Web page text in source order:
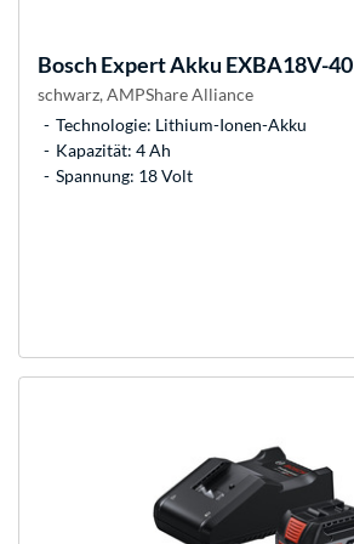
BoschExpert Akku EXBA18V-40
schwarz, AMPShare Alliance
Technologie: Lithium-Ionen-Akku
Kapazität: 4 Ah
Spannung: 18 Volt